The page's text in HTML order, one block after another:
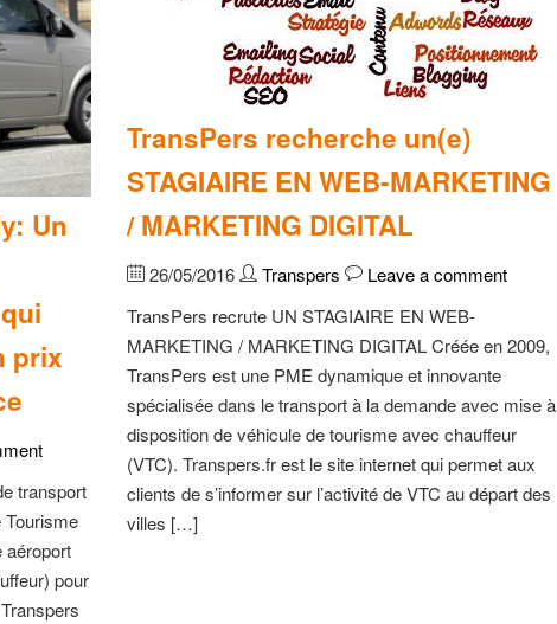
Un
prix
transport
Tourisme
aéroport
pour
TransPers recherche un(e)
STAGIAIRE EN WEB-MARKETING
/ MARKETING DIGITAL
26/05/2016 Transpers
Leave a comment
TransPers recrute UN STAGIAIRE EN WEB-
MARKETING / MARKETING DIGITAL Créée en 2009,
TransPers est une PME dynamique et innovante
spécialisée dans le transport à la demande avec mise à
disposition de véhicule de tourisme avec chauffeur
(VTC). Transpers.fr est le site internet qui permet aux
clients de s’informer sur l’activité de VTC au départ des
villes […]